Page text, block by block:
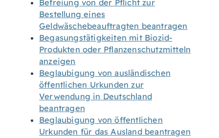
Befreiung von der Pflicht zur
Bestellung eines
Geldwäschebeauftragten beantragen
Begasungstätigkeiten mit Biozid-
Produkten oder Pflanzenschutzmitteln
anzeigen
Beglaubigung von ausländischen
öffentlichen Urkunden zur
Verwendung in Deutschland
beantragen
Beglaubigung von öffentlichen
Urkunden für das Ausland beantragen